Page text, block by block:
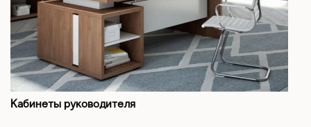
Кабинеты руководителя